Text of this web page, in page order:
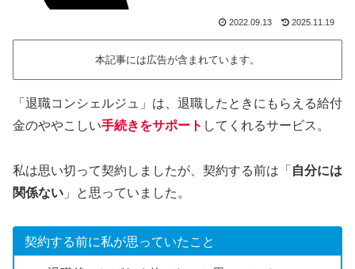
2022.09.13 2025.11.19
本記事には広告が含まれています。
「退職コンシェルジュ」は、退職したときにもらえる給付
金のややこしい手続きをサポート してくれるサービス。
私は思い切って契約しましたが、契約する前は「 自分には
関係ない 」と思っていました。
契約する前に私が思っていたこと